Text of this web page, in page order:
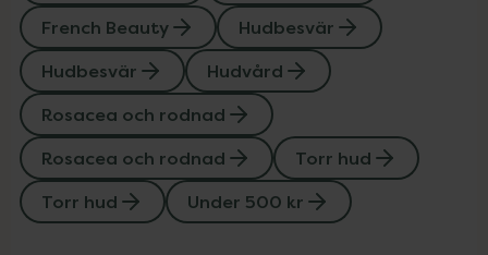
French Beauty
Hudbesvär
Hudbesvär
Hudvård
Rosacea och rodnad
Rosacea och rodnad
Torr hud
Torr hud
Under 500 kr